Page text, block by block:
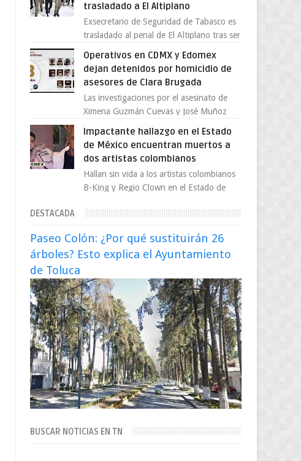
trasladado a El Altiplano
Exsecretario de Seguridad de Tabasco es
trasladado al penal de El Altiplano tras ser
Seguridad Públi...
Operativos en CDMX y Edomex
dejan detenidos por homicidio de
asesores de Clara Brugada
Las investigaciones por el asesinato de
Ximena Guzmán Cuevas y José Muñoz
de asesores de la jefa d...
Impactante hallazgo en el Estado
de México encuentran muertos a
dos artistas colombianos
Hallan sin vida a los artistas colombianos
B-King y Regio Clown en el Estado de
escena artística en...
DESTACADA
Paseo Colón: ¿Por qué sustituirán 26
árboles? Esto explica el Ayuntamiento
de Toluca
BUSCAR NOTICIAS EN TN